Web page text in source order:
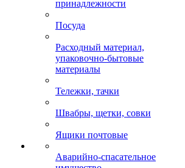
принадлежности
Посуда
Расходный материал,
упаковочно-бытовые
материалы
Тележки, тачки
Швабры, щетки, совки
Ящики почтовые
Аварийно-спасательное